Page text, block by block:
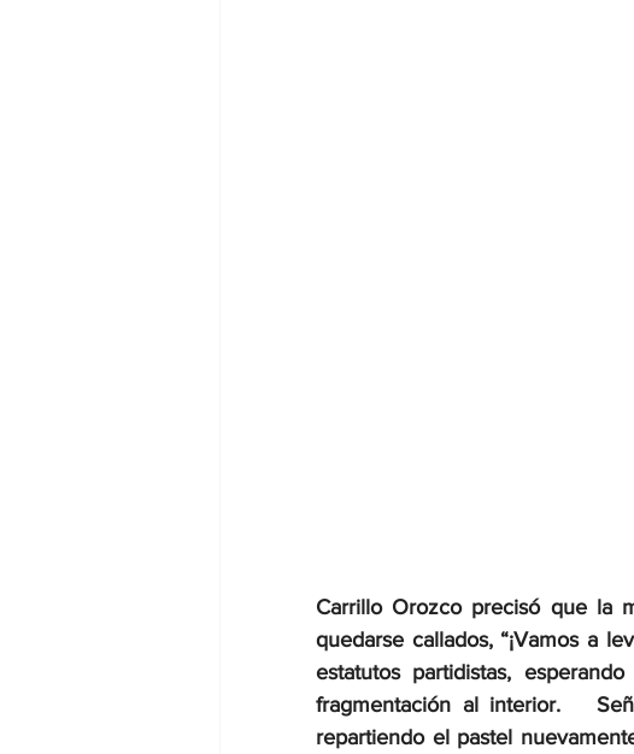
Carrillo Orozco precisó que la
quedarse callados, “¡Vamos a
estatutos partidistas,
fragmentación al interior.
repartiendo el pastel